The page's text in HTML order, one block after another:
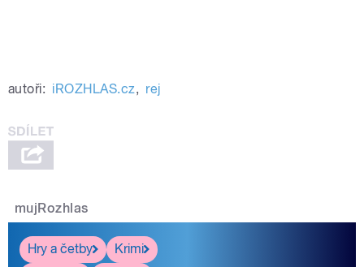
autoři: iROZHLAS.cz, rej
mujRozhlas
Hry a četby
Krimi